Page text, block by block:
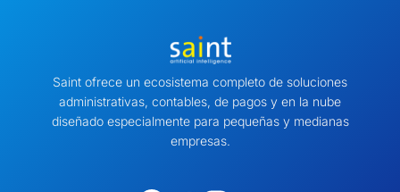
Saint ofrece un ecosistema completo de soluciones
administrativas, contables, de pagos y en la nube
diseñado especialmente para pequeñas y medianas
empresas.